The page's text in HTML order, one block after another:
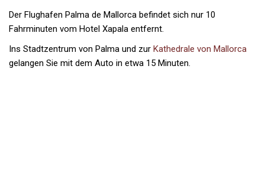
Der Flughafen Palma de Mallorca befindet sich nur 10
Fahrminuten vom Hotel Xapala entfernt.
Ins Stadtzentrum von Palma und zur Kathedrale von Mallorca
gelangen Sie mit dem Auto in etwa 15 Minuten.